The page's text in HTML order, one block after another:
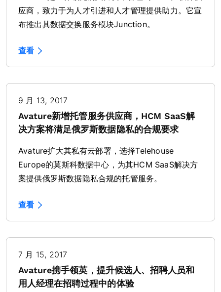
应商，致力于为人才引进和人才管理提供助力。它宣
布推出其数据交换服务模块Junction。
查看
9 月 13, 2017
Avature新增托管服务供应商，HCM SaaS解
决方案将满足俄罗斯数据隐私的合规要求
Avature扩大其私有云部署，选择Telehouse
Europe的莫斯科数据中心，为其HCM SaaS解决方
案提供俄罗斯数据隐私合规的托管服务。
查看
7 月 15, 2017
Avature携手领英，提升候选人、招聘人员和
用人经理在招聘过程中的体验